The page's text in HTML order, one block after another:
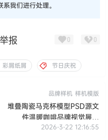
我们进行处理。
举报 0 0
彩屑纸屑 节日庆祝
品牌样机 样机模版
堆叠陶瓷马克杯模型PSD源文
件温暖咖啡品牌视觉展示
Stacked Ceramic Mug
2026-3-22 12:16:55